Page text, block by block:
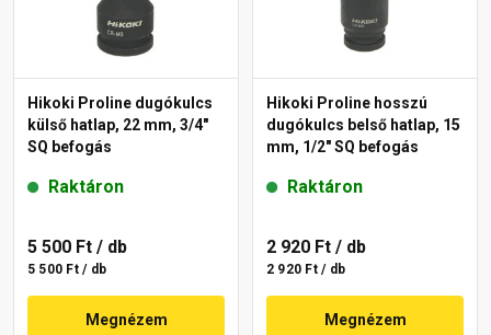
Hikoki Proline dugókulcs
külső hatlap, 22 mm, 3/4"
SQ befogás
Raktáron
5 500 Ft / db
5 500 Ft / db
Megnézem
Hikoki Proline hosszú
dugókulcs belső hatlap, 15
mm, 1/2" SQ befogás
Raktáron
2 920 Ft / db
2 920 Ft / db
Megnézem